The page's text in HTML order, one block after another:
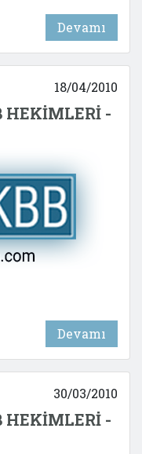
Devamı
18/04/2010
HEKİMLERİ -
Devamı
30/03/2010
HEKİMLERİ -